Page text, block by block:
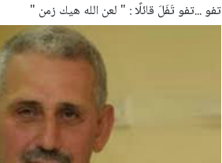
تفو ...تفو تَفَلَ قائلًا : " لعن الله هيك زمن "